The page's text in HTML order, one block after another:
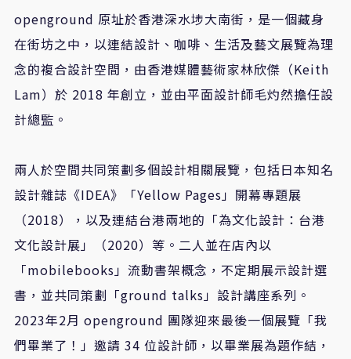
openground 原址於香港深水埗大南街，是一個藏身
在街坊之中，以連結設計、咖啡、生活及藝文展覽為理
念的複合設計空間，由香港媒體藝術家林欣傑（Keith
Lam）於 2018 年創立，並由平面設計師毛灼然擔任設
計總監。
兩人於空間共同策劃多個設計相關展覽，包括日本知名
設計雜誌《IDEA》「Yellow Pages」開幕專題展
（2018），以及連結台港兩地的「為文化設計：台港
文化設計展」（2020）等。二人並在店內以
「mobilebooks」流動書架概念，不定期展示設計選
書，並共同策劃「ground talks」設計講座系列。
2023年2月 openground 團隊迎來最後一個展覽「我
們畢業了！」邀請 34 位設計師，以畢業展為題作結，